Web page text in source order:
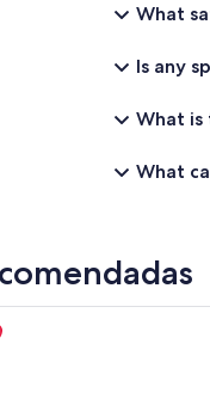
What
Is any
What is
What